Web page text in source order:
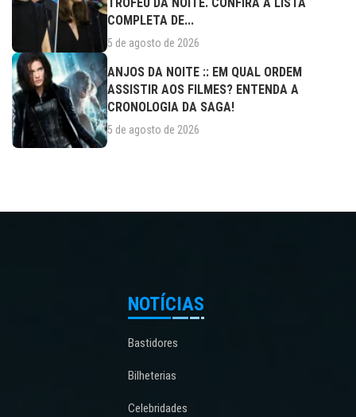
COMPLETA DE...
5 de agosto de 2026
ANJOS DA NOITE :: EM QUAL ORDEM
ASSISTIR AOS FILMES? ENTENDA A
CRONOLOGIA DA SAGA!
5 de agosto de 2026
NOTÍCIAS
Bastidores
Bilheterias
Celebridades